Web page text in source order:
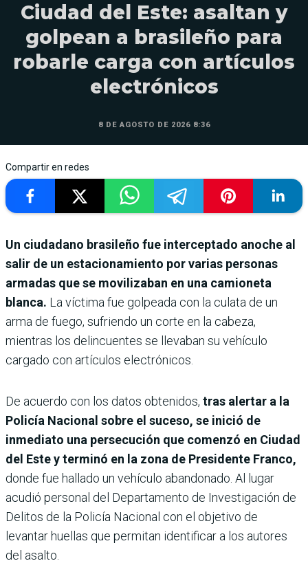
Ciudad del Este: asaltan y
golpean a brasileño para
robarle carga con artículos
electrónicos
8 DE AGOSTO DE 2026 8:36
Compartir en redes
Un ciudadano brasileño fue interceptado anoche al
salir de un estacionamiento por varias personas
armadas que se movilizaban en una camioneta
blanca. La víctima fue golpeada con la culata de un
arma de fuego, sufriendo un corte en la cabeza,
mientras los delincuentes se llevaban su vehículo
cargado con artículos electrónicos.
De acuerdo con los datos obtenidos, tras alertar a la
Policía Nacional sobre el suceso, se inició de
inmediato una persecución que comenzó en Ciudad
del Este y terminó en la zona de Presidente Franco,
donde fue hallado un vehículo abandonado. Al lugar
acudió personal del Departamento de Investigación de
Delitos de la Policía Nacional con el objetivo de
levantar huellas que permitan identificar a los autores
del asalto.